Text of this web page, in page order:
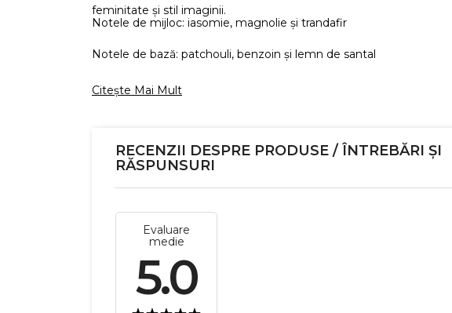
feminitate și stil imaginii.
Notele de mijloc: iasomie, magnolie și trandafir
Notele de bază: patchouli, benzoin și lemn de santal
Citește Mai Mult
RECENZII DESPRE PRODUSE / ÎNTREBĂRI ȘI
RĂSPUNSURI
Evaluare
medie
5.0